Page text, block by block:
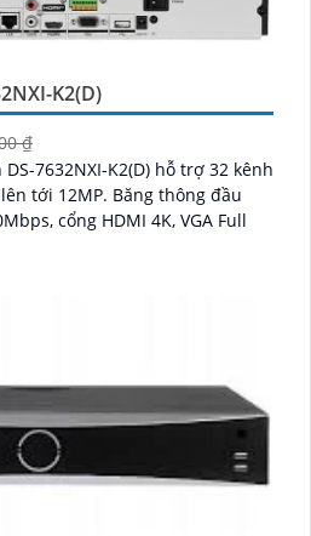
K2(D)
₫
7632NXI-K2(D) hỗ trợ 32 kênh
Băng thông đầu
cổng HDMI 4K, VGA Full